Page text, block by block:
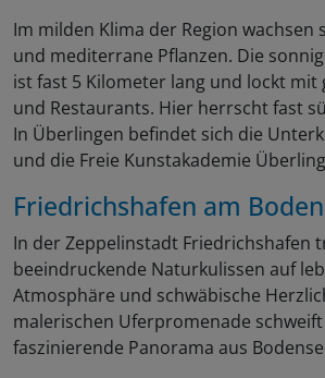
Im milden Klima der Region wachsen
und mediterrane Pflanzen. Die
ist fast 5 Kilometer lang und lockt mit
und Restaurants. Hier herrscht fast
In Überlingen befindet sich die
und die Freie Kunstakademie
Friedrichshafen am
In der Zeppelinstadt Friedrichshafen
beeindruckende Naturkulissen auf
Atmosphäre und schwäbische
malerischen Uferpromenade
faszinierende Panorama aus